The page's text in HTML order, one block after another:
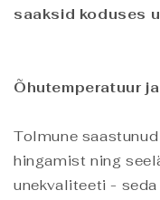
saaksid koduses
Õhutemperatuur
Tolmune
hingamist ning
unekvaliteeti -